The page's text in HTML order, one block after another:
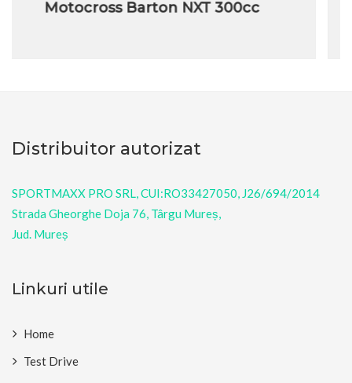
Motocross Barton NXT 150cc
Distribuitor autorizat
SPORTMAXX PRO SRL, CUI:RO33427050, J26/694/2014
Strada Gheorghe Doja 76, Târgu Mureș,
Jud. Mureș
Linkuri utile
Home
Test Drive